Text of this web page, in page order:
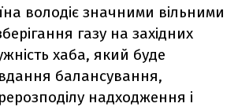
володіє значними вільними
газу на західних
хаба, який буде
балансування,
надходження і